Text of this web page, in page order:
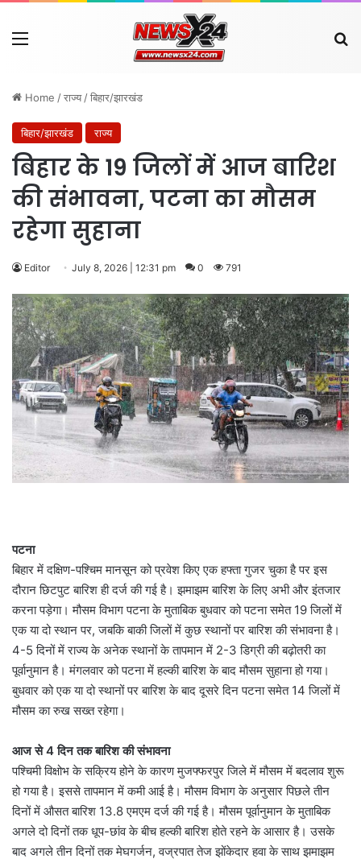
Menu
Home /राज्य /बिहार/झारखंड
बिहार/झारखंड राज्य
बिहार के 19 जिलों में आज बारिश
की संभावना, पटना का मौसम
रहेगा सुहाना
Editor July 8, 2026 | 12:31 pm 0 791
पटना
बिहार में दक्षिण-पश्चिम मानसून को प्रवेश किए एक हफ्ता गुजर चुका है पर इस
दौरान छिटपुट बारिश ही दर्ज की गई है। झमाझम बारिश के लिए अभी और इंतजार
करना पड़ेगा। मौसम विभाग पटना के मुताबिक बुधवार को पटना समेत 19 जिलों में
एक या दो स्थान पर, जबकि बाकी जिलों में कुछ स्थानों पर बारिश की संभावना है।
4-5 दिनों में राज्य के अनेक स्थानों के तापमान में 2-3 डिग्री की बढ़ोतरी का
पूर्वानुमान है। मंगलवार को पटना में हल्की बारिश के बाद मौसम सुहाना हो गया।
बुधवार को एक या दो स्थानों पर बारिश के बाद दूसरे दिन पटना समेत 14 जिलों में
मौसम का रुख सख्त रहेगा।
आज से 4 दिन तक बारिश की संभावना
पश्चिमी विक्षोभ के सक्रिय होने के कारण मुजफ्फरपुर जिले में मौसम में बदलाव शुरू
हो गया है। इससे तापमान में कमी आई है। मौसम विभाग के अनुसार पिछले तीन
दिनों में औसत बारिश 13.8 एमएम दर्ज की गई है। मौसम पूर्वानुमान के मुताबिक
अगले दो दिनों तक धूप-छांव के बीच हल्की बारिश होते रहने के आसार है। उसके
बाद अगले तीन दिनों तक मेघगर्जन, वज्रपात तेज झोंकेदार हवा के साथ झमाझम